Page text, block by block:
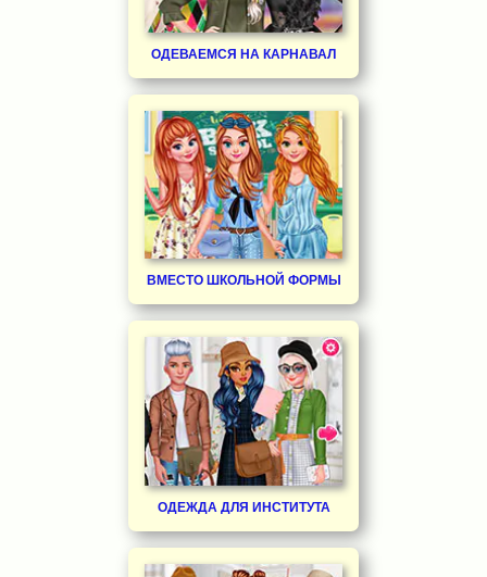
ОДЕВАЕМСЯ НА КАРНАВАЛ
ВМЕСТО ШКОЛЬНОЙ ФОРМЫ
ОДЕЖДА ДЛЯ ИНСТИТУТА